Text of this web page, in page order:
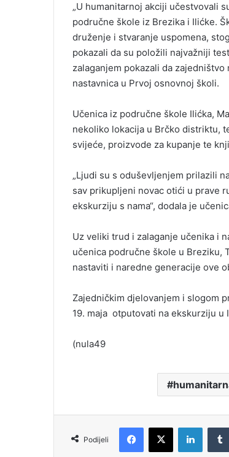
„U humanitarnoj akciji učestvovali
područne škole iz Brezika i Ilićke.
druženje i stvaranje uspomena,
pokazali da su položili najvažniji
zalaganjem pokazali da
nastavnica u Prvoj osnovnoj školi.
Učenica iz područne škole Ilićka,
nekoliko lokacija u Brčko distriktu,
svijeće, proizvode za kupanje te
„Ljudi su s oduševljenjem prilazili
sav prikupljeni novac otići u prave
ekskurziju s nama“, dodala je
Uz veliki trud i zalaganje učenika i
učenica područne škole u Breziku,
nastaviti i naredne generacije ove
Zajedničkim djelovanjem i slogom
19. maja otputovati na ekskurziju u
(nula49
Podijeli